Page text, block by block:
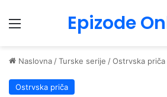
Menu Epizode
Naslovna /Turske serije /Ostrvska priča
Ostrvska priča